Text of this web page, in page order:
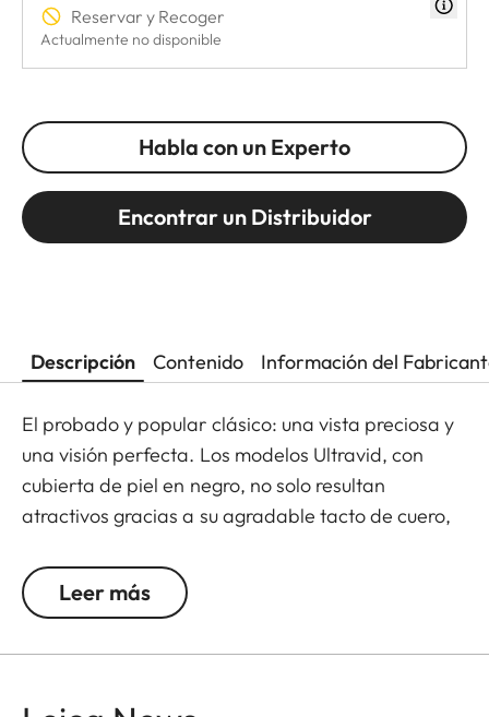
Reservar y Recoger
Actualmente no disponible
Habla con un Experto
Encontrar un Distribuidor
Descripción Contenido Información del
El probado y popular clásico: una vista preciosa y
una visión perfecta. Los modelos Ultravid, con
cubierta de piel en negro, no solo resultan
atractivos gracias a su agradable tacto de cuero,
para observaciones exigentes. En los espacios
más pequeños se puede encontrar la máxima
Leer más